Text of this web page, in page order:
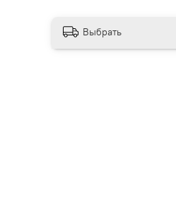
Выбрать